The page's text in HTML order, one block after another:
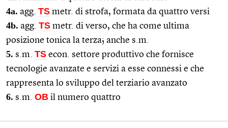
4a. agg. TS metr. di strofa, formata da quattro versi
4b. agg. TS metr. di verso, che ha come ultima
posizione tonica la terza; anche s.m.
5. s.m. TS econ. settore produttivo che fornisce
tecnologie avanzate e servizi a esse connessi e che
rappresenta lo sviluppo del terziario avanzato
6. s.m. OB il numero quattro